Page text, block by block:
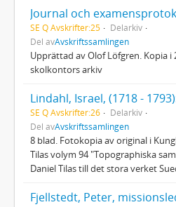
SE Q Avskrifter:25
Delarkiv
Del avAvskriftssamlingen
Upprättad av Olof Löfgren. Kopia i
skolkontors arkiv
SE Q Avskrifter:26
Delarkiv
Del avAvskriftssamlingen
8 blad. Fotokopia av original i
Tilas volym 94 "Topographiska
Daniel Tilas till det stora verket